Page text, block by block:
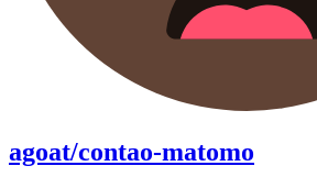
agoat/contao-matomo